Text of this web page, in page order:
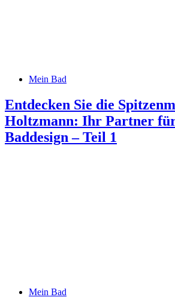
Mein Bad
Entdecken Sie die
Holtzmann: Ihr Partner
Baddesign – Teil 1
Mein Bad